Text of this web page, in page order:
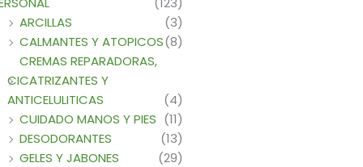
ARCILLAS
(3)
CALMANTES Y ATOPICOS(8)
CREMAS REPARADORAS,
CICATRIZANTES Y
ANTICELULITICAS
(4)
CUIDADO MANOS Y PIES (11)
DESODORANTES
(13)
GELES Y JABONES
(29)